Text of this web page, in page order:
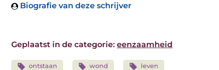
Biografie van deze schrijver
Geplaatst in de categorie: eenzaamheid
ontstaan wond leven